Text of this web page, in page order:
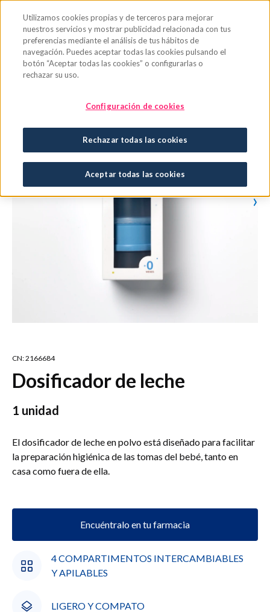
›
CN: 2166684
Dosificador de leche
1 unidad
El dosificador de leche en polvo está diseñado para facilitar
la preparación higiénica de las tomas del bebé, tanto en
casa como fuera de ella.
Encuéntralo en tu farmacia
4 COMPARTIMENTOS INTERCAMBIABLES
Y APILABLES
LIGERO Y COMPATO
Utilizamos cookies propias y de terceros para mejorar
nuestros servicios y mostrar publicidad relacionada con tus
preferencias mediante el análisis de tus hábitos de
navegación. Puedes aceptar todas las cookies pulsando el
botón “Aceptar todas las cookies” o configurarlas o
rechazar su uso.
Configuración de cookies
Rechazar todas las cookies
Aceptar todas las cookies